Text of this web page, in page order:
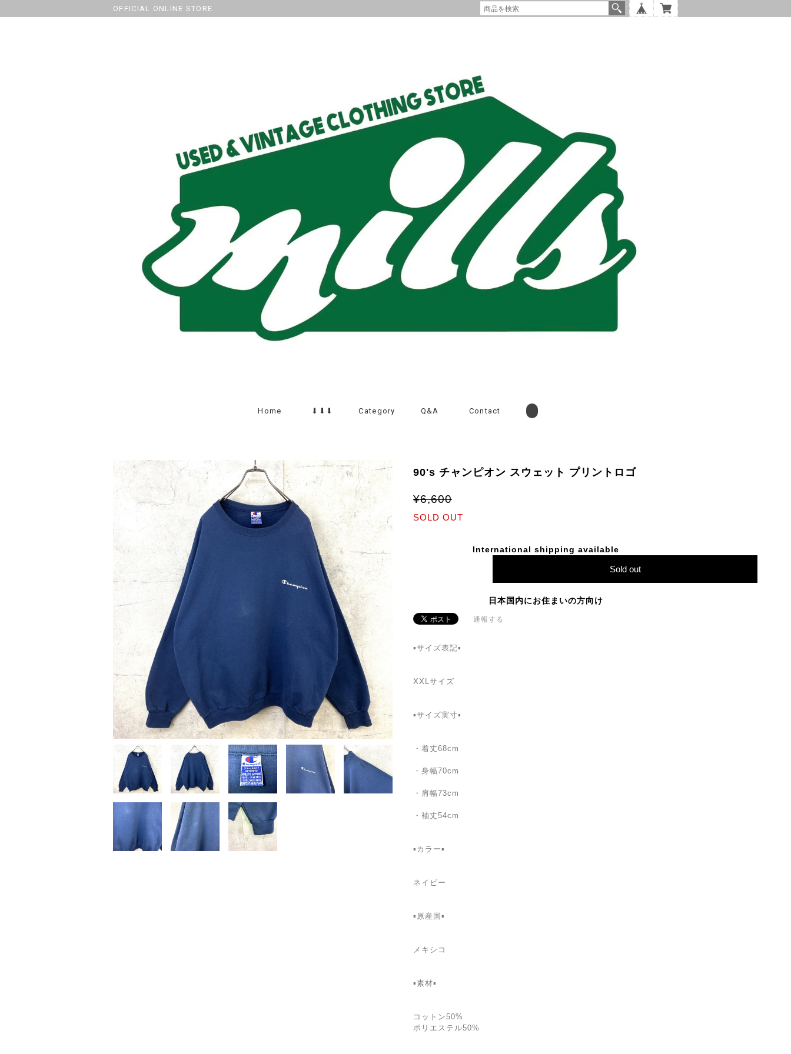
OFFICIAL ONLINE STORE
Home ⬇︎⬇︎⬇︎ Category Q&A Contact
90's チャンピオン スウェット プリントロゴ
¥6,600
SOLD OUT
International shipping available
Sold out
日本国内にお住まいの方向け
通報する
▪️サイズ表記▪
XXLサイズ
▪️サイズ実寸▪️
・着丈68cm
・身幅70cm
・肩幅73cm
・袖丈54cm
▪カラー▪
ネイビー
▪️原産国▪
メキシコ
▪️素材▪
コットン50%
ポリエステル50%